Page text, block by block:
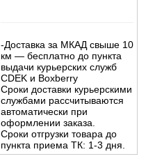
-Доставка за МКАД свыше 10
км — бесплатно до пункта
выдачи курьерских служб
CDEK и Boxberry
Сроки доставки курьерскими
службами рассчитываются
автоматически при
оформлении заказа.
Сроки отгрузки товара до
пункта приема ТК: 1-3 дня.